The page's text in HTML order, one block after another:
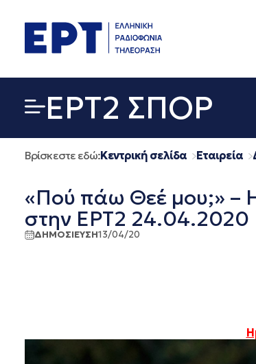
περιεχόμενο
EΡΤ2 ΣΠΟΡ
Βρίσκεστε εδώ:Κεντρική σελίδα Εταιρεία
«Πού πάω Θεέ μου;» –
στην ΕΡΤ2 24.04.2020
ΔΗΜΟΣΙΕΥΣΗ13/04/20